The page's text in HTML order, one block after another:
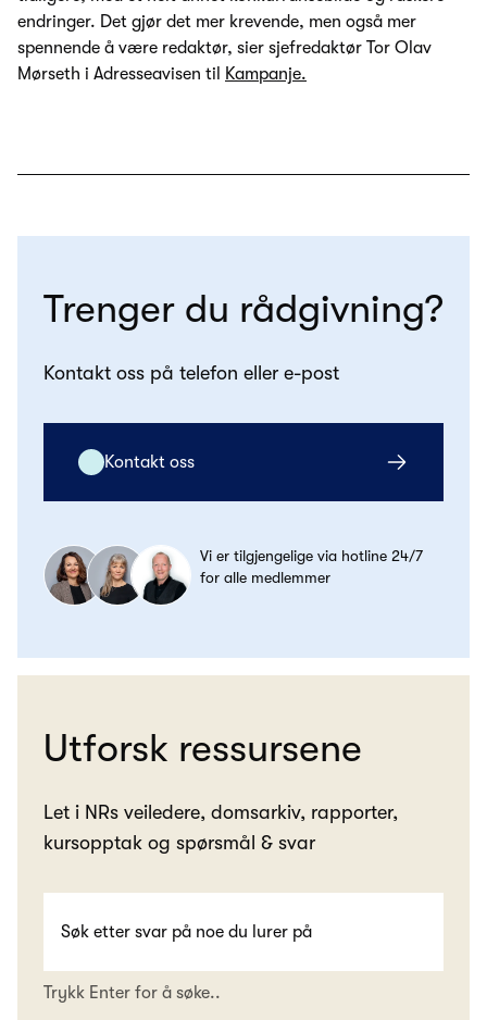
endringer. Det gjør det mer krevende, men også mer
spennende å være redaktør, sier sjefredaktør Tor Olav
Mørseth i Adresseavisen til
Kampanje.
Trenger du rådgivning?
Kontakt oss på telefon eller e-post
Kontakt oss
Vi er tilgjengelige via hotline 24/7
for alle medlemmer
Utforsk ressursene
Let i NRs veiledere, domsarkiv, rapporter,
kursopptak og spørsmål & svar
Trykk Enter for å søke..